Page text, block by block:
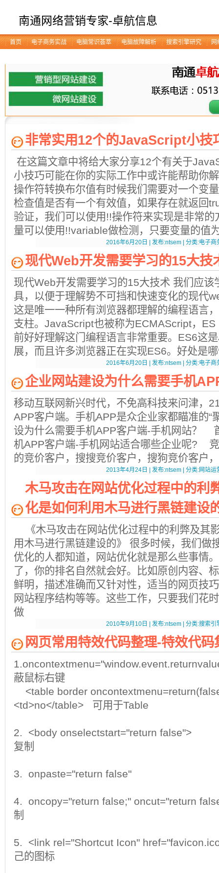
南通网络营销专家-卓航信息
首页 电子商务实战 电脑常识荟萃 电脑故障解析 搜索引擎研究 网
非常实用12个的JavaScript小技
在这篇文章中将给大家分享12个有关于
小技巧可能在你的实际工作中或许能帮助你
操作符转换布尔值有时候我们需要对一个变
检查值是否有一个有效值，如果存在就返回
验证，我们可以使用!!操作符来实现是非常的
量可以使用!!variable做检测，只要变量的值
2016年6月20日 | 发布:ntsem | 分类:电子商
现代Web开发需要学习的15大技
现代Web开发需要学习的15大技术 我们应该
具，以便于理解势不可挡和快速变化的现代
这是唯一一种所有浏览器都理解的编程语言
支柱。JavaScript也被称为ECMAScript，
前好好理解这门编程语言非常重要。ES6这
展，而且许多浏览器正在实现ES6。好处是
2016年6月20日 | 发布:ntsem | 分类:电子商
企业网站建设为什么需要手机
移动互联网新兴时代，不免高科技来问津，
APP客户端。手机APP是众企业家都瞄准的“
设为什么需要手机APP客户端-手机网站？
机APP客户端-手机网站适合哪些企业呢?
的竞价客户，搜搜竞价客户，搜狗竞价客户
2013年4月24日 | 发布:ntsem | 分类:网站运
木马攻击在网站优化过程中的利
化是如何利用木马进行黑链建设
《木马攻击在网站优化过程中的利弊及其
用木马进行黑链建设的》 很多时候，我们做
优化的人都知道，网站优化就是那么些事情
了，你的排名自然就会好。比如原创内容、
鲜明，描述准确而又针对性，适当的网页技
网站程序结构等等。这些工作，只要我们花
做
2010年9月10日 | 发布:ntsem | 分类:搜索引
网页常用特效代码整理-特效代码
蔽鼠标右键
<table border
<td>no</table> 可用于Table
2. <body onselectstart="return
复制
3. onpaste="return false"
4. oncopy="return false;"
制
5. <link rel="Shortcut Icon"
己的图标